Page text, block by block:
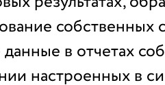
собственных
в отчетах
настроенных в